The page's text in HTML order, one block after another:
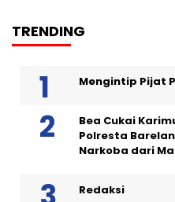
TRENDING
Mengintip Pijat
Bea Cukai
Polresta
Narkoba dari
Redaksi